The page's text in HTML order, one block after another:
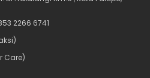
2266 6741
Care)